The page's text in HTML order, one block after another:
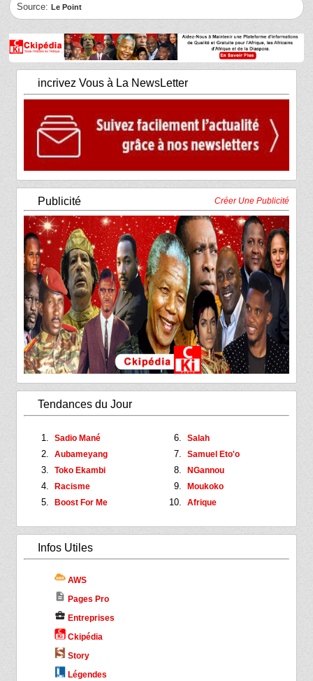
Source:Le Point
incrivez Vous à La NewsLetter
Publicité Créer Une Publicité
Tendances du Jour
Sadio Mané
Aubameyang
Toko Ekambi
Racisme
Boost For Me
Salah
Samuel Eto'o
NGannou
Moukoko
Afrique
Infos Utiles
AWS
description Pages Pro
business_center Entreprises
Ckipédia
Story
Légendes